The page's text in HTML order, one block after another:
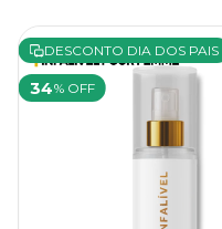
DESCONTO DIA DOS PAIS
34% OFF